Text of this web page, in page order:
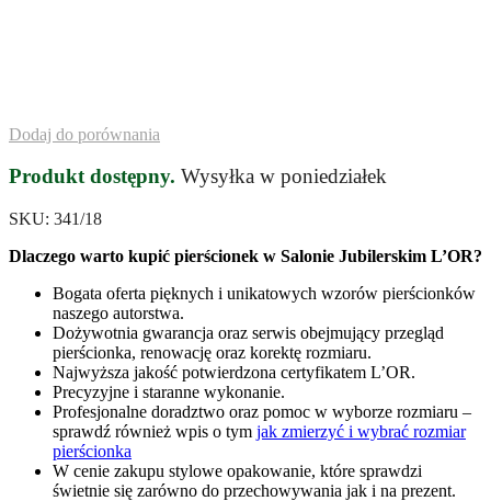
Dodaj do porównania
Produkt dostępny. Wysyłka w poniedziałek
SKU: 341/18
Dlaczego warto kupić pierścionek w Salonie Jubilerskim L’OR?
Bogata oferta pięknych i unikatowych wzorów pierścionków
naszego autorstwa.
Dożywotnia gwarancja oraz serwis obejmujący przegląd
pierścionka, renowację oraz korektę rozmiaru.
Najwyższa jakość potwierdzona certyfikatem L’OR.
Precyzyjne i staranne wykonanie.
Profesjonalne doradztwo oraz pomoc w wyborze rozmiaru –
sprawdź również wpis o tym jak zmierzyć i wybrać rozmiar
pierścionka
W cenie zakupu stylowe opakowanie, które sprawdzi
świetnie się zarówno do przechowywania jak i na prezent.